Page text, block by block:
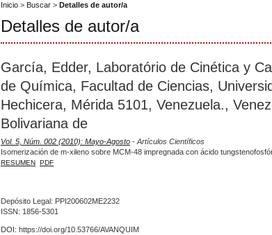
Inicio > Buscar > Detalles de autor/a
Detalles de autor/a
García, Edder, Laboratório de Cinética y
de Química, Facultad de Ciencias,
Hechicera, Mérida 5101, Venezuela.,
Bolivariana de
Vol. 5, Núm. 002 (2010): Mayo-Agosto - Artículos Científicos
Isomerización de m-xileno sobre MCM-48 impregnada con ácido
RESUMEN PDF
Depósito Legal: PPI200602ME2232
ISSN: 1856-5301
DOI: https://doi.org/10.53766/AVANQUIM